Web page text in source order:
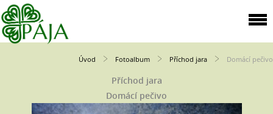
Úvod Fotoalbum Příchod jara Domácí pečivo
Příchod jara
Domácí pečivo